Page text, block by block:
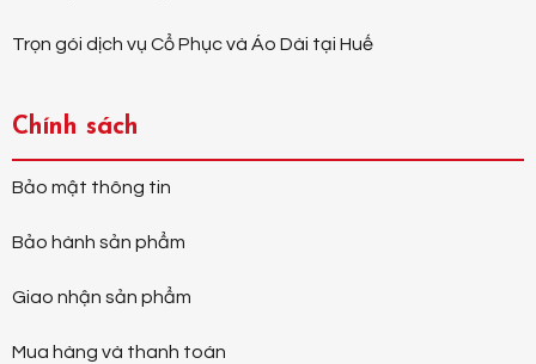
Trọn gói dịch vụ Cổ Phục và Áo Dài tại Huế
Chính sách
Bảo mật thông tin
Bảo hành sản phẩm
Giao nhận sản phẩm
Mua hàng và thanh toán